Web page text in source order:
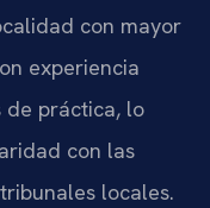
con mayor
experiencia
de práctica, lo
con las
locales.